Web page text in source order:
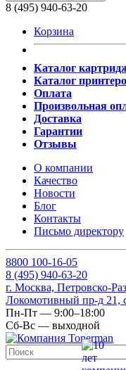
8 (495) 940-63-20
Корзина
Каталог
Каталог
Оплата
Произвольная
Доставка
Гарантии
Отзывы
О компании
Качество
Новости
Блог
Контакты
Письмо директору
8800 100-16-05
8 (495) 940-63-20
г. Москва, Петровско-
Локомотивный пр-д 21,
Пн-Пт — 9:00–18:00
Сб-Вс — выходной